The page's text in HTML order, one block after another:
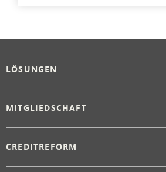
LÖSUNGEN
MITGLIEDSCHAFT
CREDITREFORM